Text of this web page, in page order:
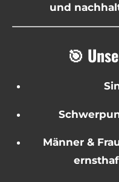
und
🎯
Männer &